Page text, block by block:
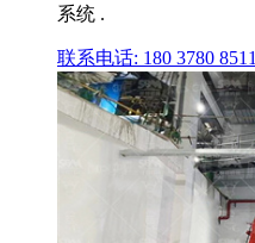
系统 .
联系电话: 180 3780 8511